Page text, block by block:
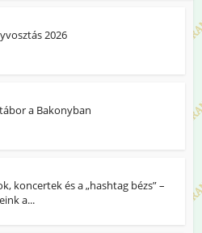
2026
a Bakonyban
koncertek és a „hashtag bézs” –
a...